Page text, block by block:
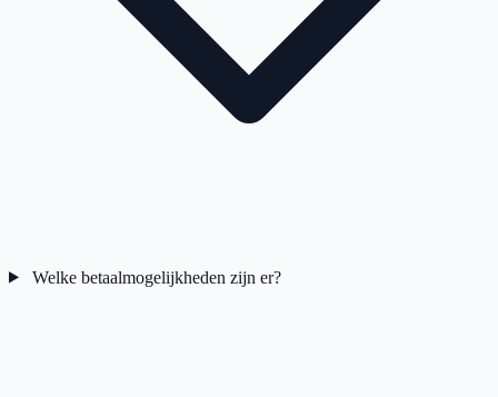
Welke betaalmogelijkheden zijn er?